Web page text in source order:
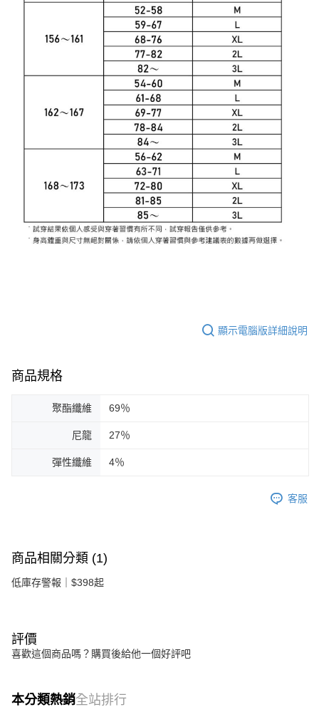
顯示電腦版詳細說明
商品規格
聚酯纖維 69％
尼龍 27％
彈性纖維 4％
客服
商品相關分類 (1)
低庫存警報｜$398起
評價
喜歡這個商品嗎？購買後給他一個好評吧
本分類熱銷全站排行